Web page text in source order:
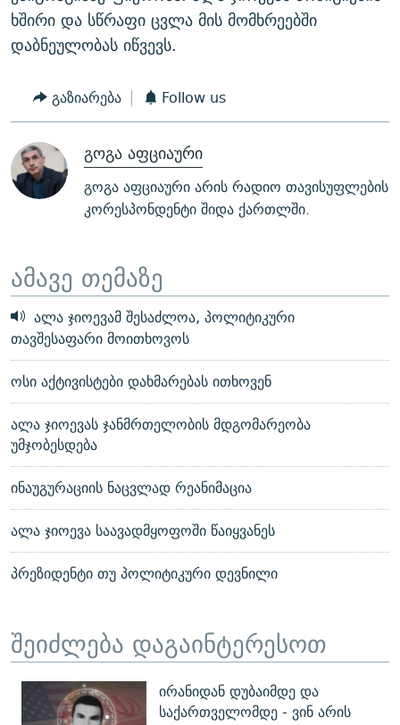
ხშირი და სწრაფი ცვლა მის მომხრეებში
დაბნეულობას იწვევს.
გაზიარება Follow us
გოგა აფციაური
გოგა აფციაური არის რადიო თავისუფლების
კორესპონდენტი შიდა ქართლში.
ამავე თემაზე
ალა ჯიოევამ შესაძლოა, პოლიტიკური
თავშესაფარი მოითხოვოს
ოსი აქტივისტები დახმარებას ითხოვენ
ალა ჯიოევას ჯანმრთელობის მდგომარეობა
უმჯობესდება
ინაუგურაციის ნაცვლად რეანიმაცია
ალა ჯიოევა საავადმყოფოში წაიყვანეს
პრეზიდენტი თუ პოლიტიკური დევნილი
შეიძლება დაგაინტერესოთ
ირანიდან დუბაიმდე და
საქართველომდე - ვინ არის